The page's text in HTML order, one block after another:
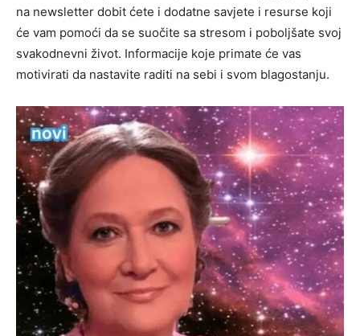
na newsletter dobit ćete i dodatne savjete i resurse koji
će vam pomoći da se suočite sa stresom i poboljšate svoj
svakodnevni život. Informacije koje primate će vas
motivirati da nastavite raditi na sebi i svom blagostanju.